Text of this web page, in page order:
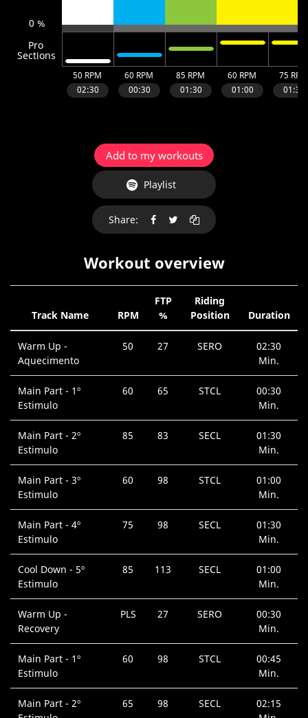
Add to my workouts
Playlist
Share:
Workout overview
Track Name RPM
FTP
%
Riding
Position
Duration
Warm Up -
Aquecimento
50 27 SERO
02:30
Min.
Main Part - 1º
Estimulo
60 65 STCL
00:30
Min.
Main Part - 2º
Estimulo
85 83 SECL
01:30
Min.
Main Part - 3º
Estimulo
60 98 STCL
01:00
Min.
Main Part - 4º
Estimulo
75 98 SECL
01:30
Min.
Cool Down - 5º
Estimulo
85 113 SECL
01:00
Min.
Warm Up -
Recovery
PLS 27 SERO
00:30
Min.
Main Part - 1º
Estimulo
60 98 STCL
00:45
Min.
Main Part - 2º
65 98 SECL
02:15